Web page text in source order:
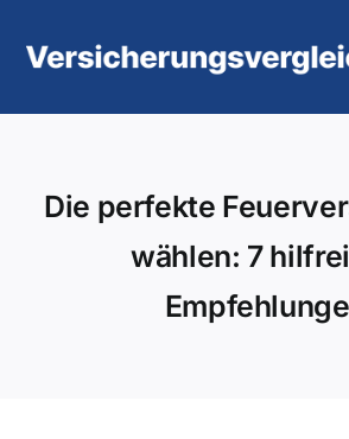
Inhalt
KFZ-Versicherung
Die perfekte
wählen: 7